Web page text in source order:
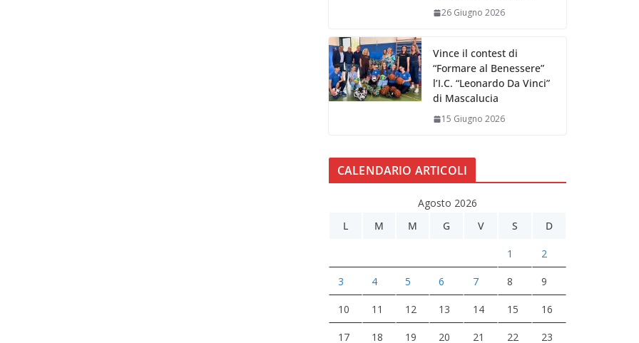
26 Giugno 2026
Vince il contest di
“Formare al Benessere”
l’I.C. “Leonardo Da Vinci”
di Mascalucia
15 Giugno 2026
CALENDARIO ARTICOLI
Agosto 2026
L
M M G V S D
1 2
3 4 5 6 7 8 9
10 11 12 13 14 15 16
17 18 19 20 21 22 23